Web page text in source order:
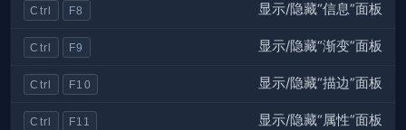
Ctrl F8 显示/隐藏“信息”面板
Ctrl F9 显示/隐藏“渐变”面板
Ctrl F10 显示/隐藏“描边”面板
Ctrl F11 显示/隐藏“属性”面板